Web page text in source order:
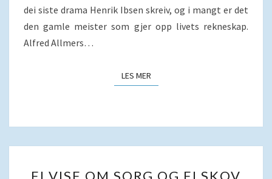
dei siste drama Henrik Ibsen skreiv, og i mangt er det
den gamle meister som gjer opp livets rekneskap.
Alfred Allmers…
LES MERLES MER